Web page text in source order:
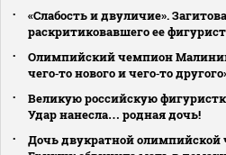
«Слабость и двуличие».
раскритиковавшего ее
Олимпийский чемпион
чего‑то нового и чего‑то
Великую российскую
Удар нанесла… родная дочь!
Дочь двукратной